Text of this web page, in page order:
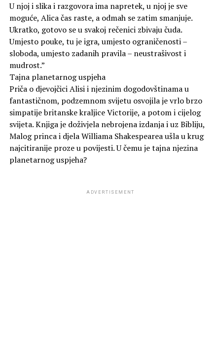
U njoj i slika i razgovora ima napretek, u njoj je sve
moguće, Alica čas raste, a odmah se zatim smanjuje.
Ukratko, gotovo se u svakoj rečenici zbivaju čuda.
Umjesto pouke, tu je igra, umjesto ograničenosti –
sloboda, umjesto zadanih pravila – neustrašivost i
mudrost.”
Tajna planetarnog uspjeha
Priča o djevojčici Alisi i njezinim dogodovštinama u
fantastičnom, podzemnom svijetu osvojila je vrlo brzo
simpatije britanske kraljice Victorije, a potom i cijelog
svijeta. Knjiga je doživjela nebrojena izdanja i uz Bibliju,
Malog princa i djela Williama Shakespearea ušla u krug
najcitiranije proze u povijesti. U čemu je tajna njezina
planetarnog uspjeha?
ADVERTISEMENT